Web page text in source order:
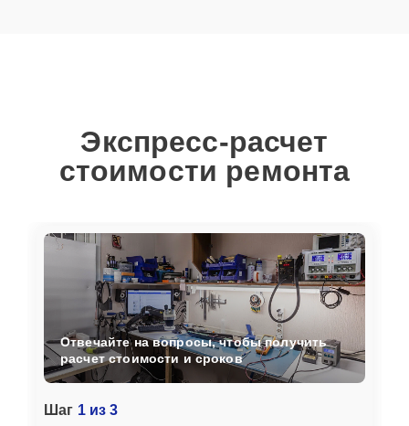
Экспресс-расчет
стоимости ремонта
Шаг 1 из 3
Отвечайте на вопросы, чтобы получить
расчет стоимости и сроков